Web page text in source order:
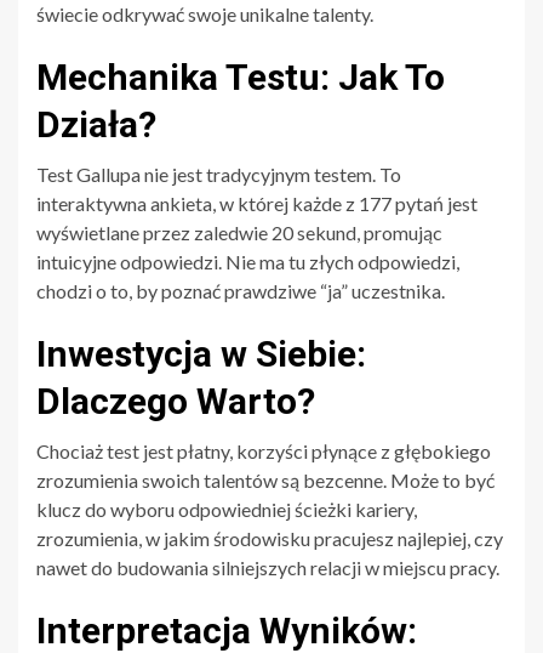
świecie odkrywać swoje unikalne talenty.
Mechanika Testu: Jak To
Działa?
Test Gallupa nie jest tradycyjnym testem. To
interaktywna ankieta, w której każde z 177 pytań jest
wyświetlane przez zaledwie 20 sekund, promując
intuicyjne odpowiedzi. Nie ma tu złych odpowiedzi,
chodzi o to, by poznać prawdziwe “ja” uczestnika.
Inwestycja w Siebie:
Dlaczego Warto?
Chociaż test jest płatny, korzyści płynące z głębokiego
zrozumienia swoich talentów są bezcenne. Może to być
klucz do wyboru odpowiedniej ścieżki kariery,
zrozumienia, w jakim środowisku pracujesz najlepiej, czy
nawet do budowania silniejszych relacji w miejscu pracy.
Interpretacja Wyników: